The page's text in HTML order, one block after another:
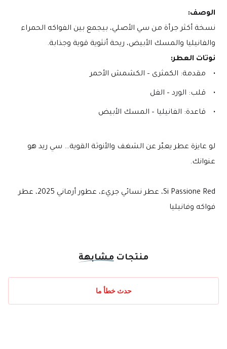
الوصف:
والفانيليا والمسك الأبيض، ريحة أنثوية قوية وجذابة.
نوتات العطر:
مقدمة: الكمثرى – الكشمش الأحمر
قلب: الورد – الفل
قاعدة: الفانيليا – المسك الأبيض
عنوانك.
Si Passione Red، عطر نسائي جريء، عطور أرماني 2025، عطر
فواكه وفانيليا
منتجات مشابهة
حدث خطأ ما